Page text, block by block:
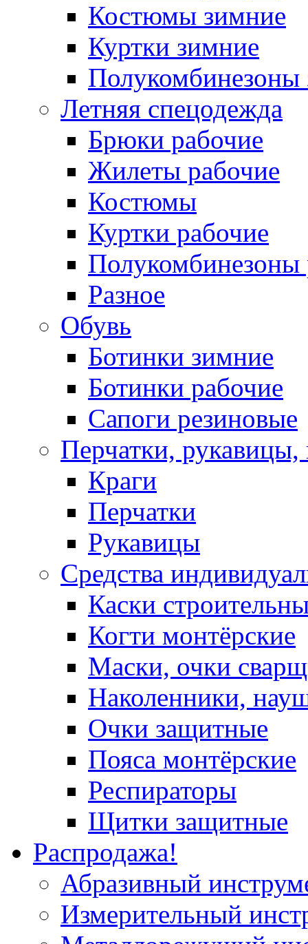
Костюмы зимние
Куртки зимние
Полукомбинезоны
Летняя спецодежда
Брюки рабочие
Жилеты рабочие
Костюмы
Куртки рабочие
Полукомбинезоны
Разное
Обувь
Ботинки зимние
Ботинки рабочие
Сапоги резиновые
Перчатки, рукавицы,
Краги
Перчатки
Рукавицы
Средства
Каски
Когти монтёрские
Маски, очки
Наколенники,
Очки защитные
Пояса монтёрские
Респираторы
Щитки защитные
Распродажа!
Абразивный
Измерительный